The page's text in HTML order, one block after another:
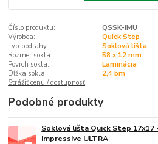
Číslo produktu:
QSSK-IMU
Výrobca:
Quick Step
Typ podlahy:
Soklová lišta
Rozmer sokla:
58 x 12 mm
Povrch sokla:
Laminácia
Dĺžka sokla:
2,4 bm
Strážiť cenu / dostupnosť
Podobné produkty
Soklová lišta Quick Step 17x17
Impressive ULTRA